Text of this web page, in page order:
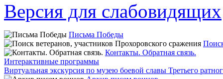
Версия для слабовидящих
Письма Победы
Контакты. Обратная связь.
Интерактивные программы
Виртуальная экскурсия по музею боевой славы Третьего